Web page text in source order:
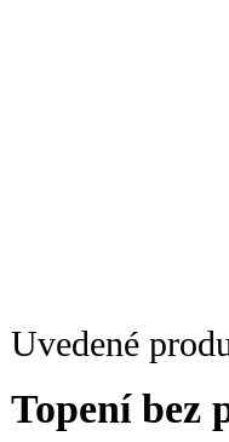
Uvedené
Topení bez